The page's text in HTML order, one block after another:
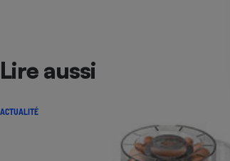
Lire aussi
ACTUALITÉ